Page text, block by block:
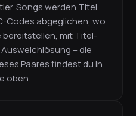
Songs werden Titel
Codes abgeglichen, wo
bereitstellen, mit Titel-
– die
Paares findest du in
oben.